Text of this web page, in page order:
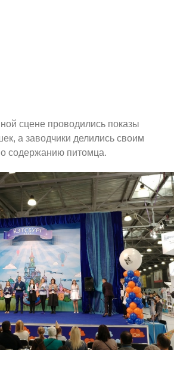
сцене проводились показы
а заводчики делились своим
содержанию питомца.